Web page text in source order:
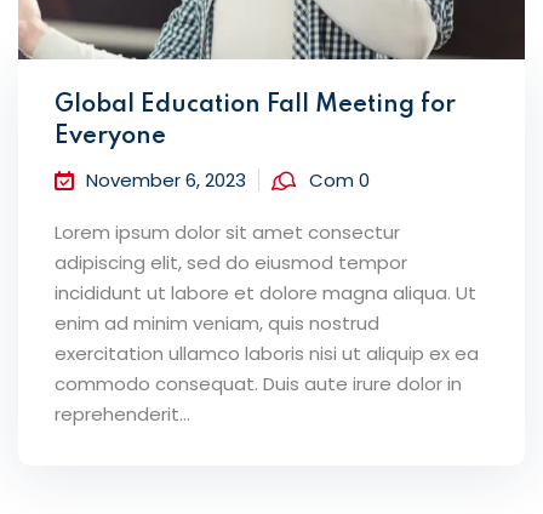
Global Education Fall Meeting for
Everyone
November 6, 2023 Com 0
Lorem ipsum dolor sit amet consectur
adipiscing elit, sed do eiusmod tempor
incididunt ut labore et dolore magna aliqua. Ut
enim ad minim veniam, quis nostrud
exercitation ullamco laboris nisi ut aliquip ex ea
commodo consequat. Duis aute irure dolor in
reprehenderit...